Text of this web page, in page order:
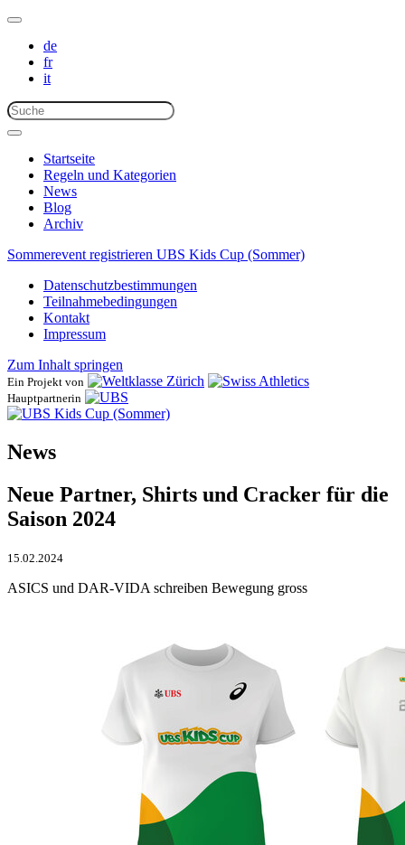
de
fr
it
Startseite
Regeln und Kategorien
News
Blog
Archiv
Sommerevent registrieren UBS Kids Cup (Sommer)
Datenschutzbestimmungen
Teilnahmebedingungen
Kontakt
Impressum
Zum Inhalt springen
Ein Projekt von
Hauptpartnerin
News
Neue Partner, Shirts und Cracker für die
Saison 2024
15.02.2024
ASICS und DAR-VIDA schreiben Bewegung gross